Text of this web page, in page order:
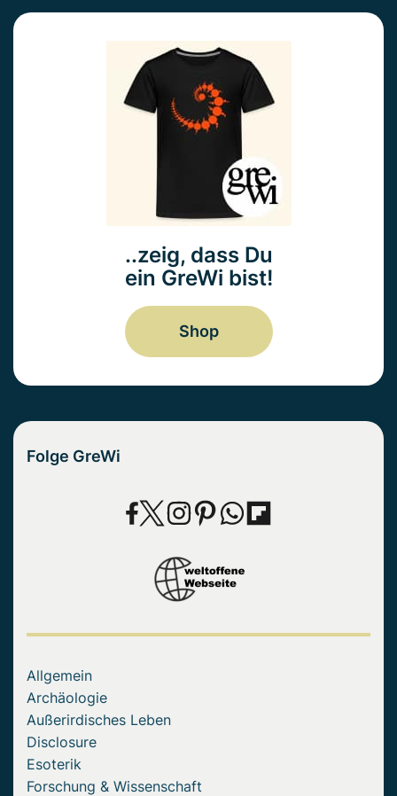
..zeig, dass Du
ein GreWi bist!
Shop
Folge GreWi
Allgemein
Archäologie
Außerirdisches Leben
Disclosure
Esoterik
Forschung & Wissenschaft